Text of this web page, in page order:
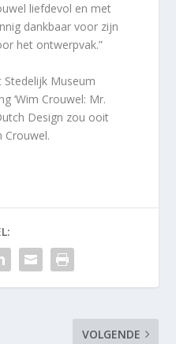
liefdevol en met
dankbaar voor zijn
het ontwerpvak.”
Stedelijk Museum
‘Wim Crouwel: Mr.
Design zou ooit
Crouwel.
VOLGENDE